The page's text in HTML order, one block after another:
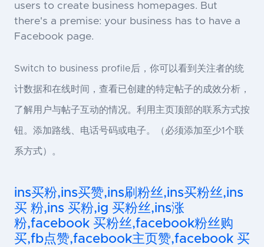
users to create business homepages. But
there's a premise: your business has to have a
Facebook page.
Switch to business profile后，你可以看到关注者的统
计数据和在线时间，查看已创建的特定帖子的成效分析，
了解用户与帖子互动的情况。利用主页顶部的联系方式按
钮。添加路线、电话号码或电子。（必须添加至少1个联
系方式）。
ins买粉,ins买赞,ins刷粉丝,ins买粉丝,ins
买 粉,ins 买粉,ig 买粉丝,ins涨
粉,facebook 买粉丝,facebook粉丝购
买,fb点赞,facebook主页赞,facebook 买